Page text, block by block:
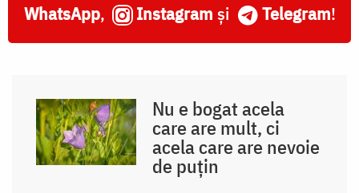
WhatsApp, Instagram și Telegram!
Nu e bogat acela
care are mult, ci
acela care are nevoie
de puțin